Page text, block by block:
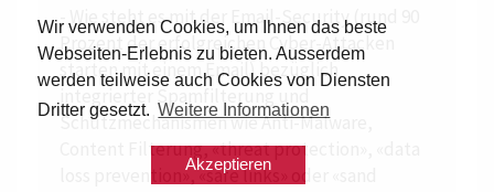
Wir verwenden Cookies, um Ihnen das beste
Webseiten-Erlebnis zu bieten. Ausserdem
werden teilweise auch Cookies von Diensten
Dritter gesetzt. Weitere Informationen
Akzeptieren
- Wie steht es mit der Email-Security (rund 90
Prozent der erfolgreichen Cyber-Attacken
starten mit einem Email) bezüglich
Schutzmechanismen wie Anti-Malware,
Content Filterung, «threat protection», «data
loss prevention», «safe links» oder «sand